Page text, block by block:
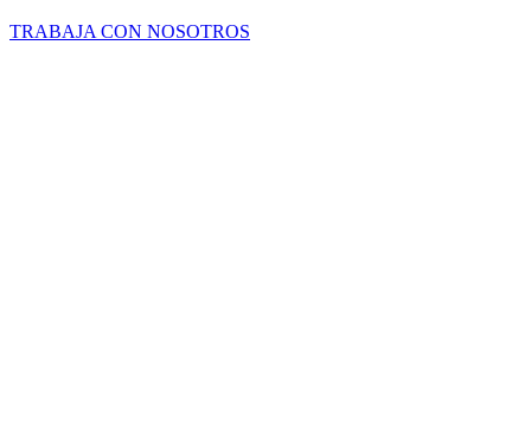
TRABAJA CON NOSOTROS